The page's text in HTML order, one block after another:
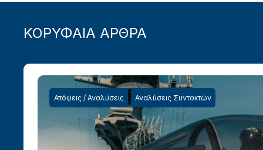
ΚΟΡΥΦΑΙΑ ΑΡΘΡΑ
Απόψεις / Αναλύσεις Αναλύσεις Συντακτών